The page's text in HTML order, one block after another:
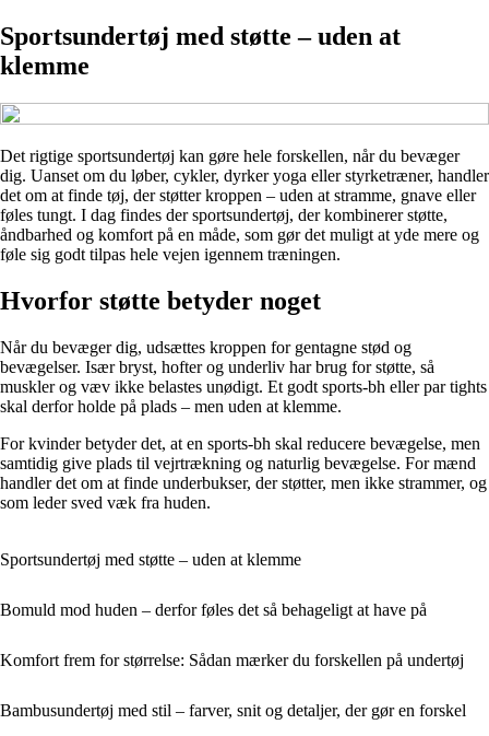
Sportsundertøj med støtte – uden at
klemme
Det rigtige sportsundertøj kan gøre hele forskellen, når du bevæger
dig. Uanset om du løber, cykler, dyrker yoga eller styrketræner, handler
det om at finde tøj, der støtter kroppen – uden at stramme, gnave eller
føles tungt. I dag findes der sportsundertøj, der kombinerer støtte,
åndbarhed og komfort på en måde, som gør det muligt at yde mere og
føle sig godt tilpas hele vejen igennem træningen.
Hvorfor støtte betyder noget
Når du bevæger dig, udsættes kroppen for gentagne stød og
bevægelser. Især bryst, hofter og underliv har brug for støtte, så
muskler og væv ikke belastes unødigt. Et godt sports-bh eller par tights
skal derfor holde på plads – men uden at klemme.
For kvinder betyder det, at en sports-bh skal reducere bevægelse, men
samtidig give plads til vejrtrækning og naturlig bevægelse. For mænd
handler det om at finde underbukser, der støtter, men ikke strammer, og
som leder sved væk fra huden.
Sportsundertøj med støtte – uden at klemme
Bomuld mod huden – derfor føles det så behageligt at have på
Komfort frem for størrelse: Sådan mærker du forskellen på undertøj
Bambusundertøj med stil – farver, snit og detaljer, der gør en forskel